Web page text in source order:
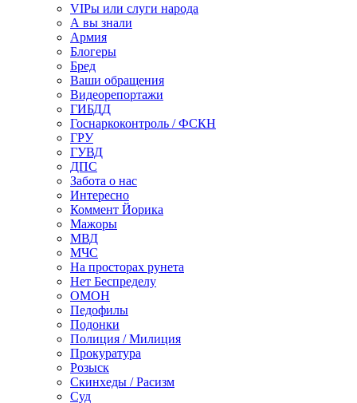
VIPы или слуги народа
А вы знали
Армия
Блогеры
Бред
Ваши обращения
Видеорепортажи
ГИБДД
Госнаркоконтроль / ФСКН
ГРУ
ГУВД
ДПС
Забота о нас
Интересно
Коммент Йорика
Мажоры
МВД
МЧС
На просторах рунета
Нет Беспределу
ОМОН
Педофилы
Подонки
Полиция / Милиция
Прокуратура
Розыск
Скинхеды / Расизм
Суд